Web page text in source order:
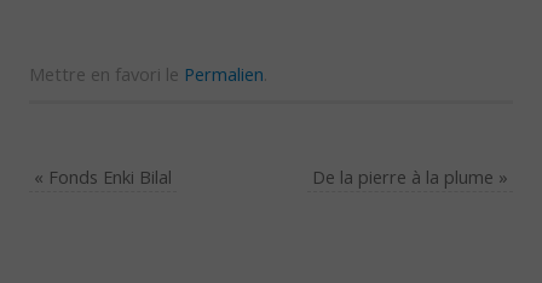
Mettre en favori le Permalien
« Fonds Enki Bilal De la pierre à la plume »